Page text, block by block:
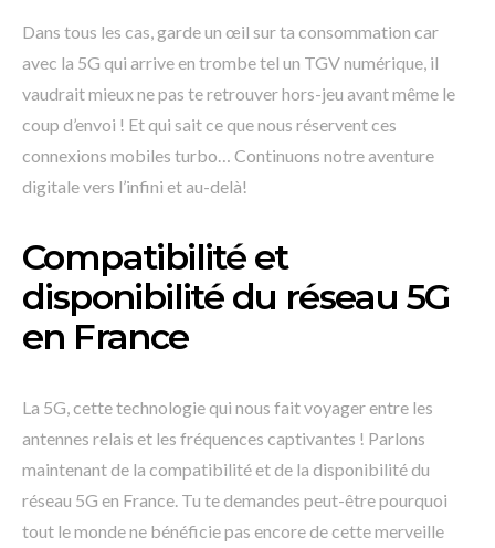
Dans tous les cas, garde un œil sur ta consommation car
avec la 5G qui arrive en trombe tel un TGV numérique, il
vaudrait mieux ne pas te retrouver hors-jeu avant même le
coup d’envoi ! Et qui sait ce que nous réservent ces
connexions mobiles turbo… Continuons notre aventure
digitale vers l’infini et au-delà!
Compatibilité et
disponibilité du réseau 5G
en France
La 5G, cette technologie qui nous fait voyager entre les
antennes relais et les fréquences captivantes ! Parlons
maintenant de la compatibilité et de la disponibilité du
réseau 5G en France. Tu te demandes peut-être pourquoi
tout le monde ne bénéficie pas encore de cette merveille